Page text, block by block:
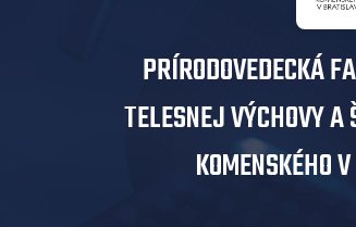
PRÍRODOVEDECKÁ
TELESNEJ VÝCHOVY
KOMENSKÉHO